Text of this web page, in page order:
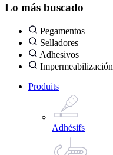
Lo más buscado
Pegamentos
Selladores
Adhesivos
Impermeabilización
Produits
Adhésifs